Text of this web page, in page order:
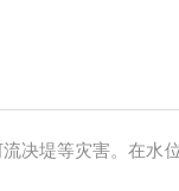
决堤等灾害。在水